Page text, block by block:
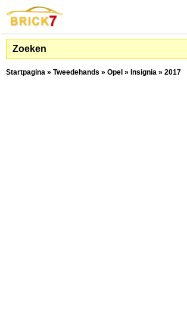
Zoeken
Startpagina » Tweedehands » Opel » Insignia » 2017